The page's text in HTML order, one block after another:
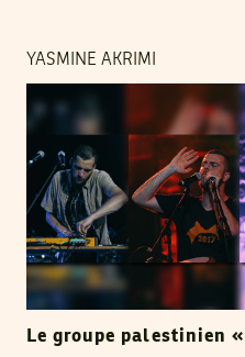
YASMINE AKRIMI
Le groupe palestinien